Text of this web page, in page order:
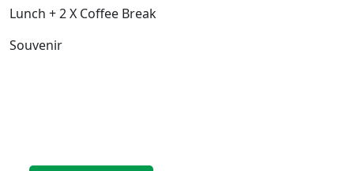
Lunch + 2 X Coffee Break
Souvenir